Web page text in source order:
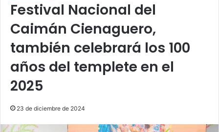
Festival Nacional del
Caimán Cienaguero,
también celebrará los 100
años del templete en el
2025
23 de diciembre de 2024